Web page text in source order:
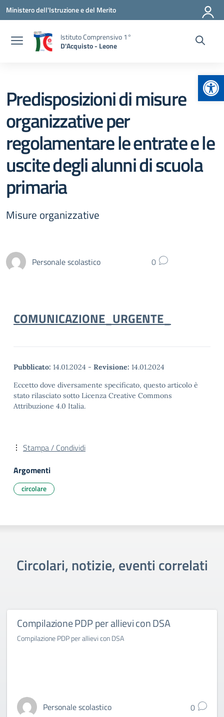
Vai ai contenuti
Vai al menu di navigazione
Vai al footer
Ministero dell'Istruzione e del Merito
Istituto Comprensivo 1°
D'Acquisto - Leone
Predisposizioni di misure
organizzative per
regolamentare le entrate e le
uscite degli alunni di scuola
primaria
Misure organizzative
Personale scolastico 0
COMUNICAZIONE_URGENTE_
Pubblicato: 14.01.2024 - Revisione: 14.01.2024
Eccetto dove diversamente specificato, questo articolo è
stato rilasciato sotto Licenza Creative Commons
Attribuzione 4.0 Italia.
Stampa / Condividi
Argomenti
circolare
Circolari, notizie, eventi correlati
Compilazione PDP per allievi con DSA
Compilazione PDP per allievi con DSA
Personale scolastico 0